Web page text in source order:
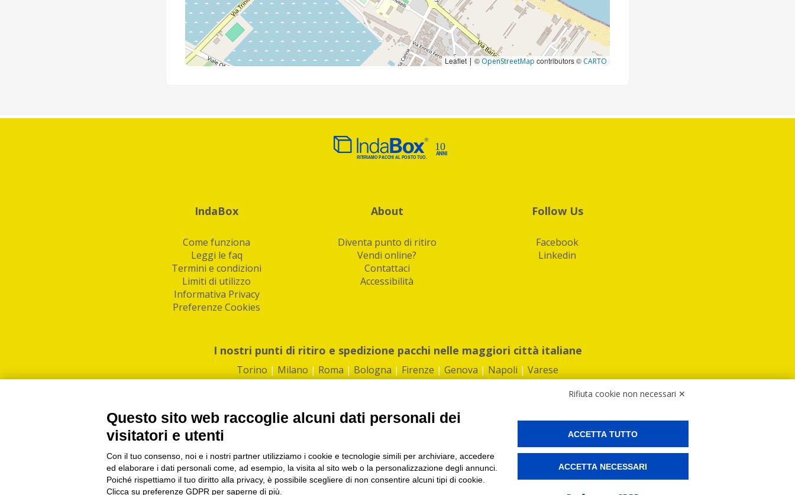
Leaflet | © OpenStreetMap contributors © CARTO
IndaBox
Come funziona
Leggi le faq
Termini e condizioni
Limiti di utilizzo
Informativa Privacy
Preferenze Cookies
About
Diventa punto di ritiro
Vendi online?
Contattaci
Accessibilità
Follow Us
Facebook
Linkedin
I nostri punti di ritiro e spedizione pacchi nelle maggiori città italiane
Torino | Milano | Roma | Bologna | Firenze | Genova | Napoli | Varese
PI/CF/N°Iscr.: 10821360012 | REA: RM 1494760 | Cap.Soc.: 50.000€ |Whistleblowing|Privacy|Preferenze Cookies
IndaBox | Oltre 11.500 punti di ritiro tra Bar, Tabaccai, Edicole e Kipoint per ritirare i tuoi acquisti online e spedire i tuoi pacchi.
Rifiuta cookie non necessari ✕
Questo sito web raccoglie alcuni dati personali dei
visitatori e utenti
Con il tuo consenso, noi e i nostri partner utilizziamo i cookie e tecnologie simili per archiviare, accedere
ed elaborare i dati personali come, ad esempio, la visita al sito web o la personalizzazione degli annunci.
Poiché rispettiamo il tuo diritto alla privacy, è possibile scegliere di non consentire alcuni tipi di cookie.
Clicca su preferenze GDPR per saperne di più.
ACCETTA TUTTO
ACCETTA NECESSARI